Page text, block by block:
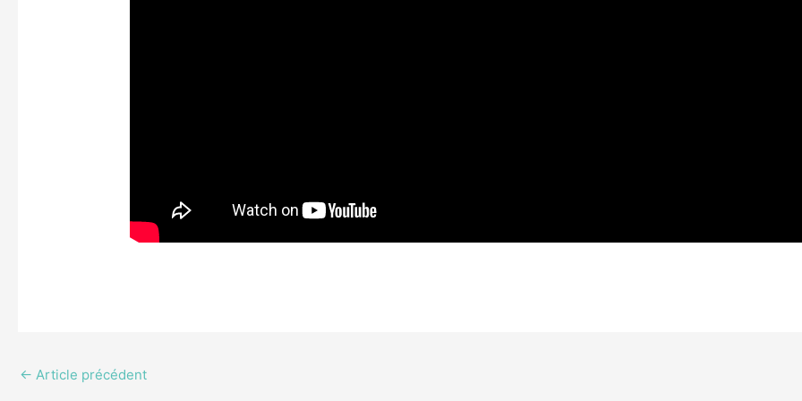
← Article précédent